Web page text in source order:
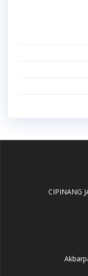
CIPINANG